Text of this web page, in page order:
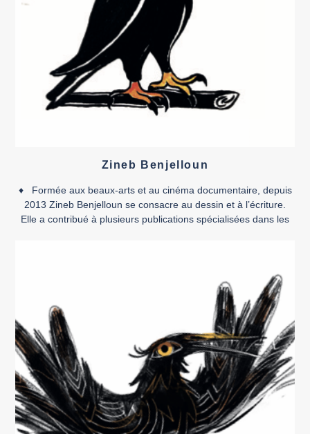
Zineb Benjelloun
♦ Formée aux beaux-arts et au cinéma documentaire, depuis
2013 Zineb Benjelloun se consacre au dessin et à l’écriture.
Elle a contribué à plusieurs publications spécialisées dans les